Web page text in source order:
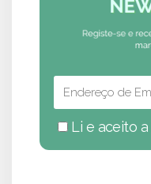
Li e aceito a